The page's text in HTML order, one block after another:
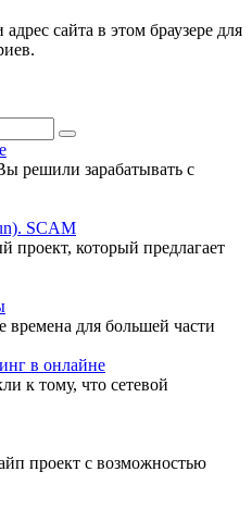
сайта в этом браузере для
решили зарабатывать с
SCAM
который предлагает
времена для большей части
в онлайне
к тому, что сетевой
проект с возможностью